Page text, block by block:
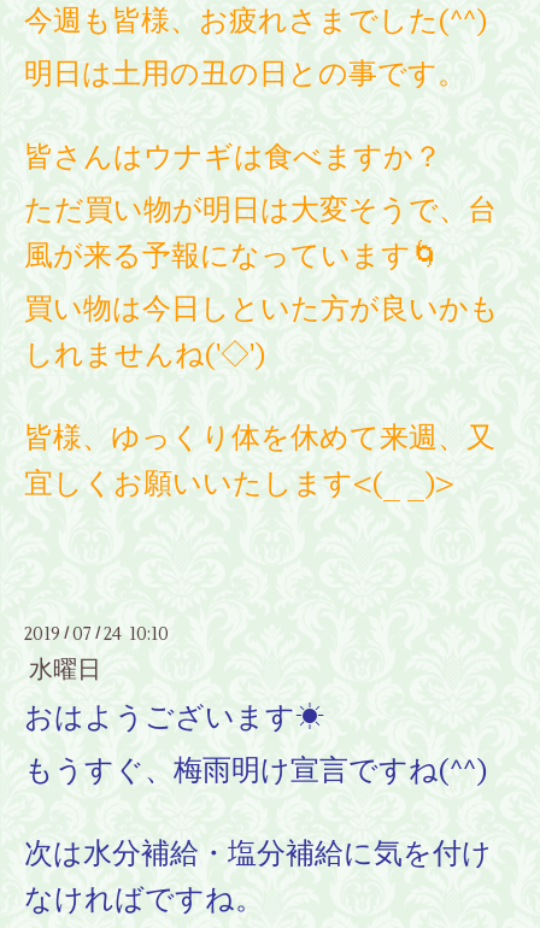
今週も皆様、お疲れさまでした(^^)
明日は土用の丑の日との事です。
皆さんはウナギは食べますか？
ただ買い物が明日は大変そうで、台
風が来る予報になっています🌀
買い物は今日しといた方が良いかも
しれませんね('◇')ゞ
皆様、ゆっくり体を休めて来週、又
宜しくお願いいたします<(_ _)>
2019 /07 /24 10:10
水曜日
おはようございます☀
もうすぐ、梅雨明け宣言ですね(^^)
次は水分補給・塩分補給に気を付け
なければですね。